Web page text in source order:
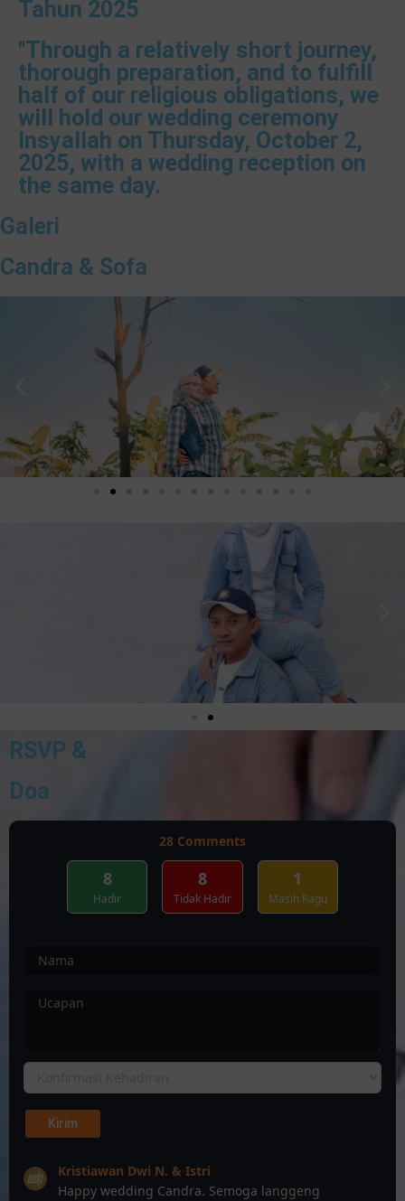
Tahun 2025
"Through a relatively short journey,
thorough preparation, and to fulfill
half of our religious obligations, we
will hold our wedding ceremony
Insyallah on Thursday, October 2,
2025, with a wedding reception on
the same day.
Galeri
Candra & Sofa
RSVP &
Doa
28 Comments
8
Hadir
8
Tidak Hadir
1
Masih Ragu
Kristiawan Dwi N. & Istri
Happy wedding Candra. Semoga langgeng